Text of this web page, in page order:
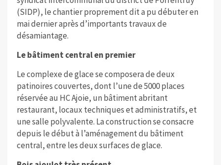
(SIDP), le chantier proprement dit a pu débuter en
mai dernier après d’importants travaux de
désamiantage.
Le bâtiment central en premier
Le complexe de glace se composera de deux
patinoires couvertes, dont l’une de 5000 places
réservée au HC Ajoie, un bâtiment abritant
restaurant, locaux techniques et administratifs, et
une salle polyvalente. La construction se consacre
depuis le début à l’aménagement du bâtiment
central, entre les deux surfaces de glace.